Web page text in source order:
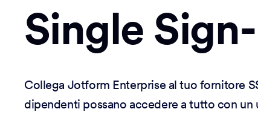
Single
Collega Jotform Enterprise al tuo fornitore
dipendenti possano accedere a tutto con un